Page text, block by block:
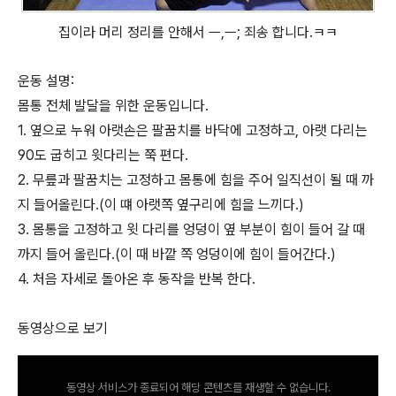
집이라 머리 정리를 안해서 ㅡ,ㅡ; 죄송 합니다.ㅋㅋ
운동 설명:
몸통 전체 발달을 위한 운동입니다.
1. 옆으로 누워 아랫손은 팔꿈치를 바닥에 고정하고, 아랫 다리는
90도 굽히고 윗다리는 쭉 편다.
2. 무릎과 팔꿈치는 고정하고 몸통에 힘을 주어 일직선이 될 때 까
지 들어올린다.(이 떄 아랫쪽 옆구리에 힘을 느끼다.)
3. 몸통을 고정하고 윗 다리를 엉덩이 옆 부분이 힘이 들어 갈 때
까지 들어 올린다.(이 때 바깥 쪽 엉덩이에 힘이 들어간다.)
4. 처음 자세로 돌아온 후 동작을 반복 한다.
동영상으로 보기
동영상 서비스가 종료되어 해당 콘텐츠를 재생할 수 없습니다.